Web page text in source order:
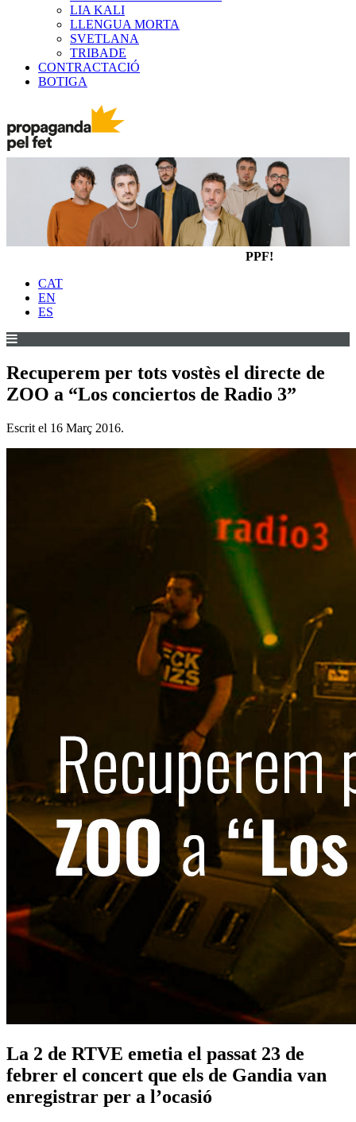
LIA KALI
LLENGUA MORTA
SVETLANA
TRIBADE
CONTRACTACIÓ
BOTIGA
PPF!
CAT
EN
ES
Recuperem per tots vostès el directe de
ZOO a “Los conciertos de Radio 3”
Escrit el 16 Març 2016.
La 2 de RTVE emetia el passat 23 de
febrer el concert que els de Gandia van
enregistrar per a l’ocasió